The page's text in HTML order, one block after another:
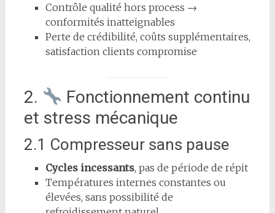
Contrôle qualité hors process →
conformités inatteignables
Perte de crédibilité, coûts supplémentaires,
satisfaction clients compromise
2.
Fonctionnement continu
et stress mécanique
2.1 Compresseur sans pause
Cycles incessants, pas de période de répit
Températures internes constantes ou
élevées, sans possibilité de